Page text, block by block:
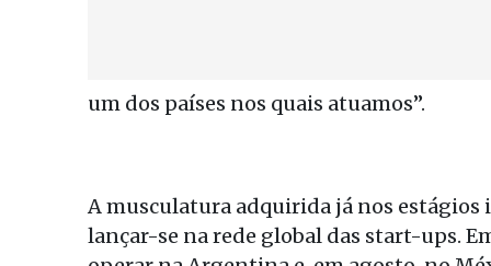
um dos países nos quais atuamos”.
A musculatura adquirida já nos
lançar-se na rede global das start-ups.